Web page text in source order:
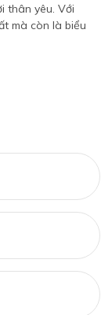
thân yêu. Với
mà còn là biểu